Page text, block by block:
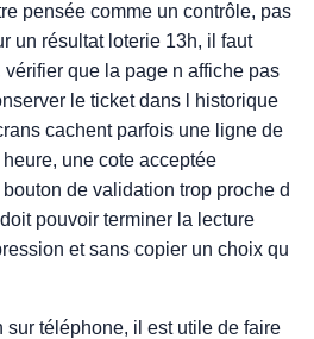
pensée comme un contrôle, pas
un résultat loterie 13h, il faut
que la page n affiche pas
le ticket dans l historique
cachent parfois une ligne de
une cote acceptée
de validation trop proche d
pouvoir terminer la lecture
et sans copier un choix qu
sur téléphone, il est utile de faire